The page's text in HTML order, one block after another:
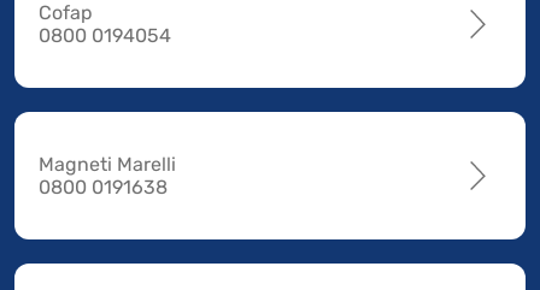
Cofap
0800 0194054
Magneti Marelli
0800 0191638